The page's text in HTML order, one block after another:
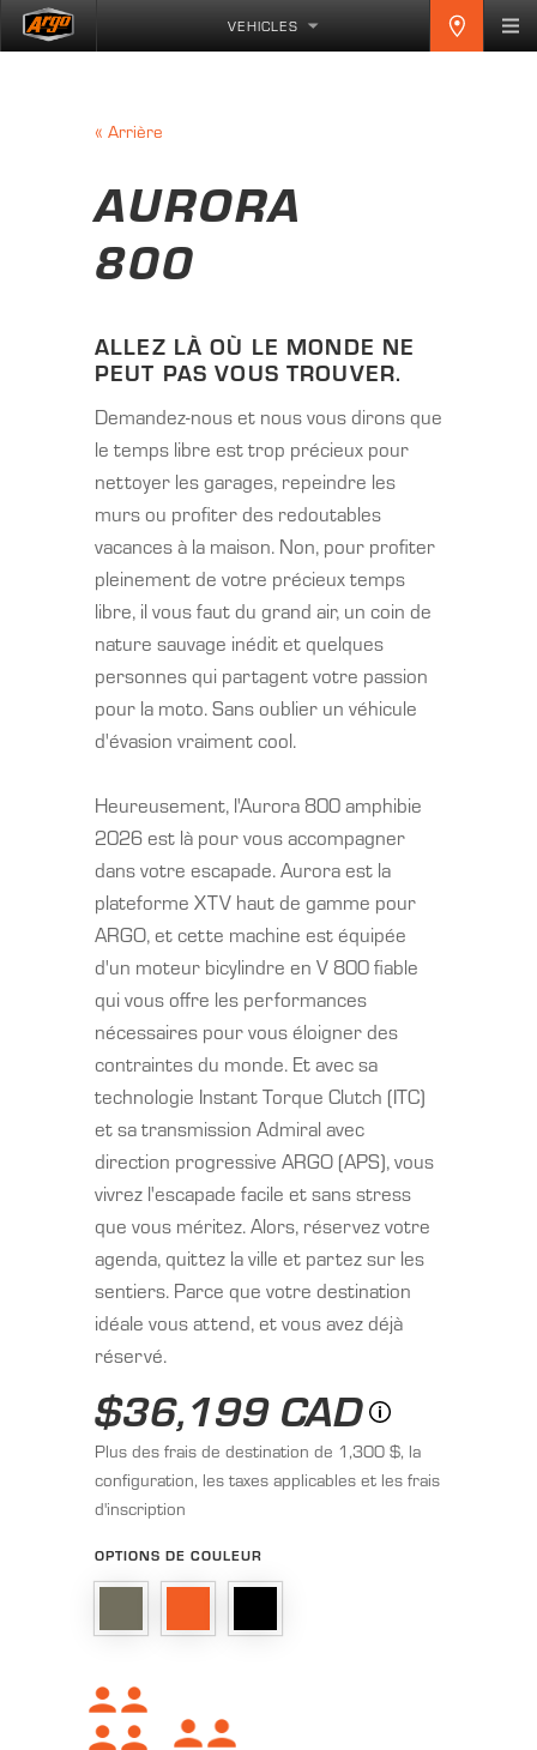
VEHICLES
« Arrière
AURORA
800
ALLEZ LÀ OÙ LE MONDE NE
PEUT PAS VOUS TROUVER.
Demandez-nous et nous vous dirons que
le temps libre est trop précieux pour
nettoyer les garages, repeindre les
murs ou profiter des redoutables
vacances à la maison. Non, pour profiter
pleinement de votre précieux temps
libre, il vous faut du grand air, un coin de
nature sauvage inédit et quelques
personnes qui partagent votre passion
pour la moto. Sans oublier un véhicule
d'évasion vraiment cool.
Heureusement, l'Aurora 800 amphibie
2026 est là pour vous accompagner
dans votre escapade. Aurora est la
plateforme XTV haut de gamme pour
ARGO, et cette machine est équipée
d'un moteur bicylindre en V 800 fiable
qui vous offre les performances
nécessaires pour vous éloigner des
contraintes du monde. Et avec sa
technologie Instant Torque Clutch (ITC)
et sa transmission Admiral avec
direction progressive ARGO (APS), vous
vivrez l'escapade facile et sans stress
que vous méritez. Alors, réservez votre
agenda, quittez la ville et partez sur les
sentiers. Parce que votre destination
idéale vous attend, et vous avez déjà
réservé.
$36,199 CAD
Plus des frais de destination de 1,300 $, la
configuration, les taxes applicables et les frais
d'inscription
OPTIONS DE COULEUR